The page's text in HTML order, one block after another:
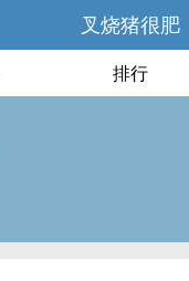
叉烧猪很肥
排行